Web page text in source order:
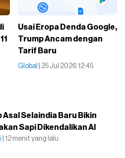
Usai Eropa Denda Google,
Trump Ancam dengan
Tarif Baru
Global | 25 Jul 2026 12:45
Selaindia Baru Bikin
Sapi Dikendalikan AI
| 12 menit yang lalu